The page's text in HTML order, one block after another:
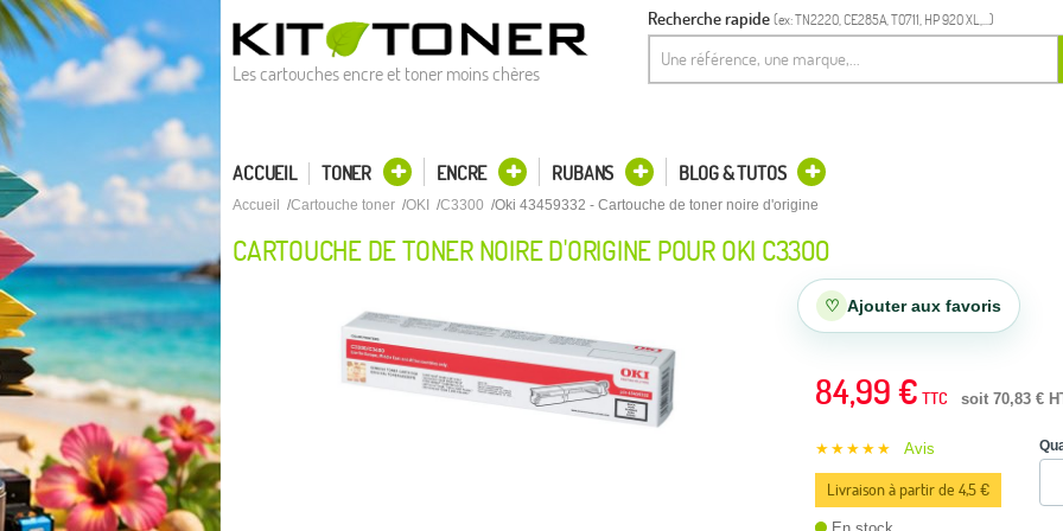
Les cartouches encre et toner moins chères
Recherche rapide (ex: TN2220, CE285A, T0711, HP 920 XL,...)
ACCUEIL TONER ENCRE RUBANS BLOG & TUTOS
Accueil Cartouche toner OKI C3300 Oki 43459332 - Cartouche de toner noire d'origine
CARTOUCHE DE TONER NOIRE D'ORIGINE POUR OKI C3300
♡ Ajouter aux favoris
84,99 € TTC soit 70,83 €
★★★★★ Avis
Livraison à partir de 4,5 €